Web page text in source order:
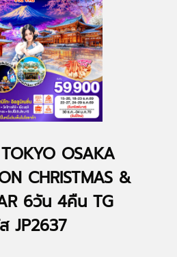
OSAKA
CHRISTMAS &
6วัน 4คืน TG
JP2637